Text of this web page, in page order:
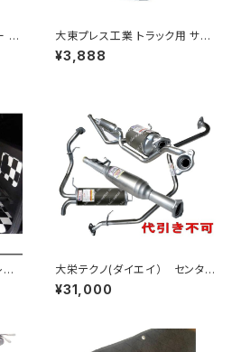
タ
M
大東プレス工業 トラック用 サイ
ドミラー/バックミラー J08 330
X170 L012 DI-7
¥3,888
ミ
キ
大栄テクノ(ダイエイ） センタ
ーパイプ 'MMT-6497CP キッ
クス H59A 個人宅NG
¥31,000